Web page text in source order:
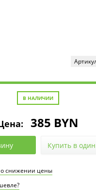
В НАЛИЧИИ
385 BYN
Купить в
снижении цены